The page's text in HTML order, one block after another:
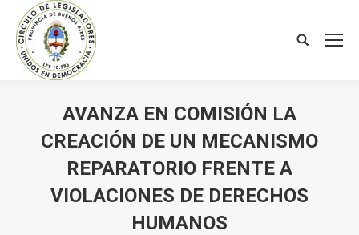
Search:
AVANZA EN COMISIÓN LA
CREACIÓN DE UN MECANISMO
REPARATORIO FRENTE A
VIOLACIONES DE DERECHOS
HUMANOS